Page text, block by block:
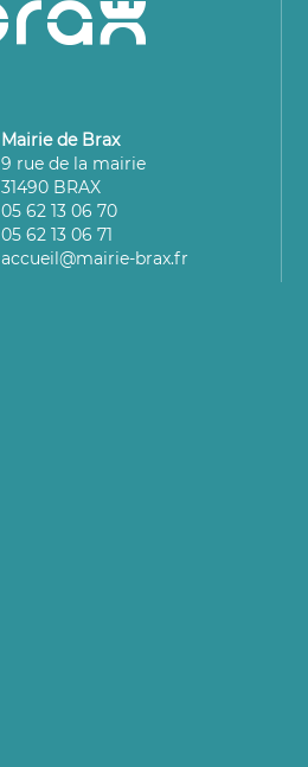
Mairie de Brax
9 rue de la mairie
31490 BRAX
05 62 13 06 70
05 62 13 06 71
accueil@mairie-brax.fr